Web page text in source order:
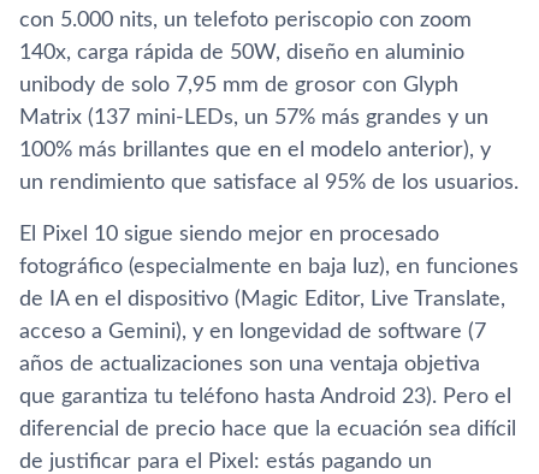
con 5.000 nits, un telefoto periscopio con zoom
140x, carga rápida de 50W, diseño en aluminio
unibody de solo 7,95 mm de grosor con Glyph
Matrix (137 mini-LEDs, un 57% más grandes y un
100% más brillantes que en el modelo anterior), y
un rendimiento que satisface al 95% de los usuarios.
El Pixel 10 sigue siendo mejor en procesado
fotográfico (especialmente en baja luz), en funciones
de IA en el dispositivo (Magic Editor, Live Translate,
acceso a Gemini), y en longevidad de software (7
años de actualizaciones son una ventaja objetiva
que garantiza tu teléfono hasta Android 23). Pero el
diferencial de precio hace que la ecuación sea difícil
de justificar para el Pixel: estás pagando un